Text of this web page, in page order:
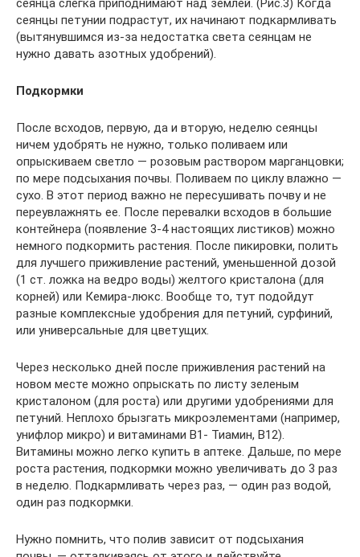
сеянца слегка приподнимают над землёй. (Рис.3) Когда
сеянцы петунии подрастут, их начинают подкармливать
(вытянувшимся из-за недостатка света сеянцам не
нужно давать азотных удобрений).
Подкормки
После всходов, первую, да и вторую, неделю сеянцы
ничем удобрять не нужно, только поливаем или
опрыскиваем светло — розовым раствором марганцовки;
по мере подсыхания почвы. Поливаем по циклу влажно —
сухо. В этот период важно не пересушивать почву и не
переувлажнять ее. После перевалки всходов в большие
контейнера (появление 3-4 настоящих листиков) можно
немного подкормить растения. После пикировки, полить
для лучшего приживление растений, уменьшенной дозой
(1 ст. ложка на ведро воды) желтого кристалона (для
корней) или Кемира-люкс. Вообще то, тут подойдут
разные комплексные удобрения для петуний, сурфиний,
или универсальные для цветущих.
Через несколько дней после приживления растений на
новом месте можно опрыскать по листу зеленым
кристалоном (для роста) или другими удобрениями для
петуний. Неплохо брызгать микроэлементами (например,
унифлор микро) и витаминами В1- Тиамин, В12).
Витамины можно легко купить в аптеке. Дальше, по мере
роста растения, подкормки можно увеличивать до 3 раз
в неделю. Подкармливать через раз, — один раз водой,
один раз подкормки.
Нужно помнить, что полив зависит от подсыхания